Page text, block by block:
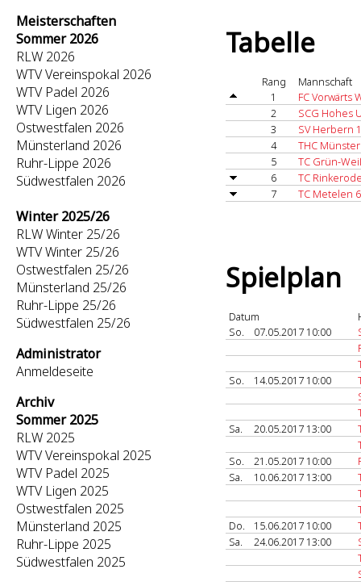
Meisterschaften
Sommer 2026
RLW 2026
WTV Vereinspokal 2026
WTV Padel 2026
WTV Ligen 2026
Ostwestfalen 2026
Münsterland 2026
Ruhr-Lippe 2026
Südwestfalen 2026
Winter 2025/26
RLW Winter 25/26
WTV Winter 25/26
Ostwestfalen 25/26
Münsterland 25/26
Ruhr-Lippe 25/26
Südwestfalen 25/26
Administrator
Anmeldeseite
Archiv
Sommer 2025
RLW 2025
WTV Vereinspokal 2025
WTV Padel 2025
WTV Ligen 2025
Ostwestfalen 2025
Münsterland 2025
Ruhr-Lippe 2025
Südwestfalen 2025
Tabelle
Rang
Mannschaft
1
FC Vorwärts
2
SCG Hohes
3
SV Herbern 1
4
THC
5
TC Grün-
6
TC
7
TC Metelen
Spielplan
Datum
So.
07.05.2017 10:00
So.
14.05.2017 10:00
Sa.
20.05.2017 13:00
So.
21.05.2017 10:00
Sa.
10.06.2017 13:00
Do.
15.06.2017 10:00
Sa.
24.06.2017 13:00